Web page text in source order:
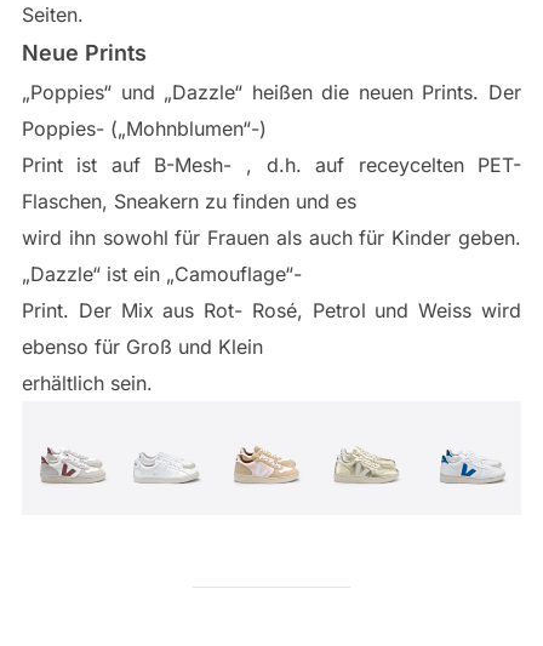
Seiten.
Neue Prints
„Poppies“ und „Dazzle“ heißen die neuen Prints. Der
Poppies- („Mohnblumen“-)
Print ist auf B-Mesh- , d.h. auf receycelten PET-
Flaschen, Sneakern zu finden und es
wird ihn sowohl für Frauen als auch für Kinder geben.
„Dazzle“ ist ein „Camouflage“-
Print. Der Mix aus Rot- Rosé, Petrol und Weiss wird
ebenso für Groß und Klein
erhältlich sein.